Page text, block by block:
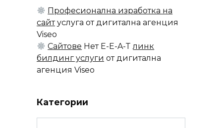
Професионална изработка на
сайтуслуга от дигитална агенция
Viseo
Сайтове Нет E-E-A-Tлинк
билдинг услуги от дигитална
агенция Viseo
Категории